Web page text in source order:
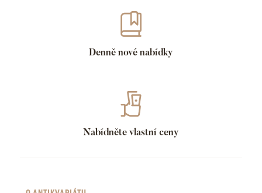
Denně nové nabídky
Nabídněte vlastní ceny